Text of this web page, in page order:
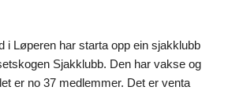
i Løperen har starta opp ein sjakklubb
Sjakklubb. Den har vakse og
er no 37 medlemmer. Det er venta